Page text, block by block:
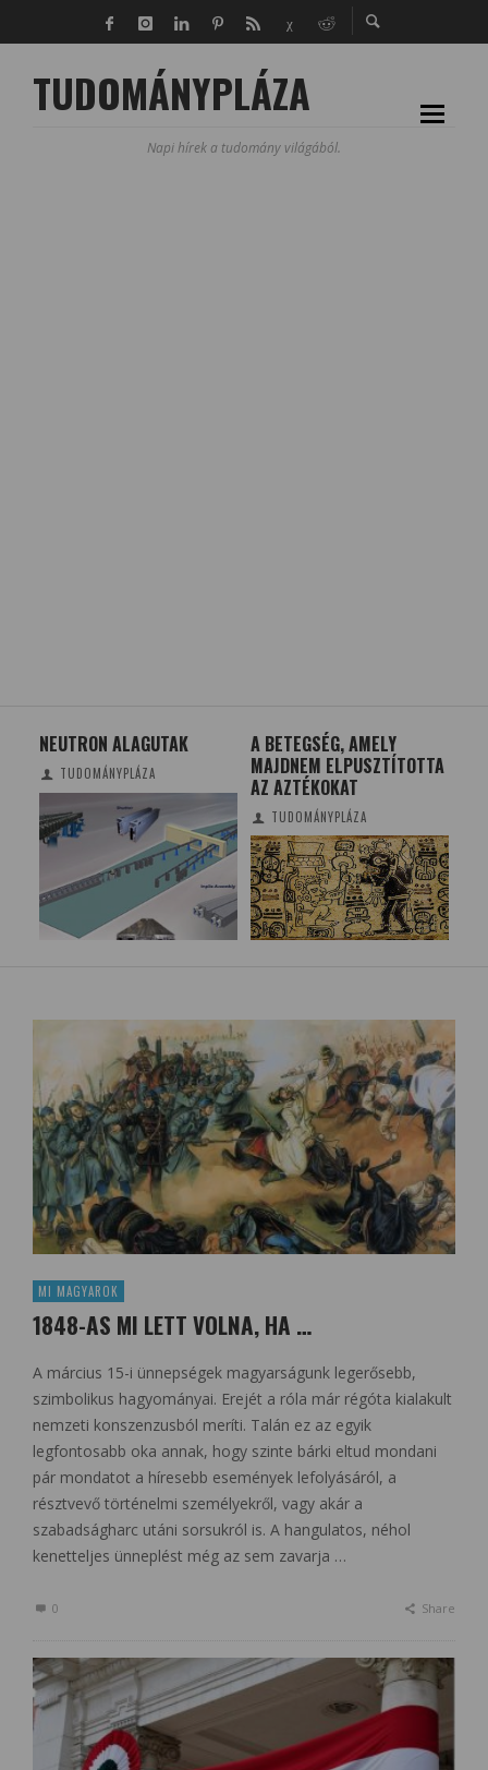
TUDOMÁNYPLÁZA
Napi hírek a tudomány világából.
NEUTRON ALAGUTAK
TUDOMÁNYPLÁZA
A BETEGSÉG, AMELY
MAJDNEM ELPUSZTÍTOTTA
AZ AZTÉKOKAT
TUDOMÁNYPLÁZA
MI MAGYAROK
1848-AS MI LETT VOLNA, HA …
A március 15-i ünnepségek magyarságunk legerősebb,
szimbolikus hagyományai. Erejét a róla már régóta kialakult
nemzeti konszenzusból meríti. Talán ez az egyik
legfontosabb oka annak, hogy szinte bárki eltud mondani
pár mondatot a híresebb események lefolyásáról, a
résztvevő történelmi személyekről, vagy akár a
szabadságharc utáni sorsukról is. A hangulatos, néhol
kenetteljes ünneplést még az sem zavarja …
0 Share